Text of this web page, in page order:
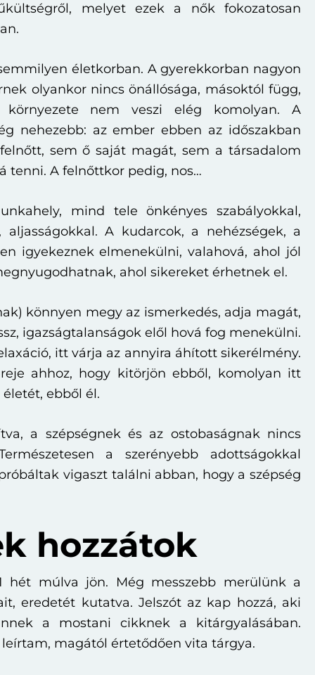
melyet ezek a nők fokozatosan
életkorban. A gyerekkorban nagyon
olyankor nincs önállósága, másoktól függ,
nem veszi elég komolyan. A
nehezebb: az ember ebben az időszakban
sem ő saját magát, sem a társadalom
tenni. A felnőttkor pedig, nos…
mind tele önkényes szabályokkal,
aljasságokkal. A kudarcok, a nehézségek, a
igyekeznek elmenekülni, valahová, ahol jól
ahol sikereket érhetnek el.
könnyen megy az ismerkedés, adja magát,
igazságtalanságok elől hová fog menekülni.
itt várja az annyira áhított sikerélmény.
ahhoz, hogy kitörjön ebből, komolyan itt
ebből él.
a szépségnek és az ostobaságnak nincs
a szerényebb adottságokkal
vigaszt találni abban, hogy a szépség
hozzátok
hét múlva jön. Még messzebb merülünk a
eredetét kutatva. Jelszót az kap hozzá, aki
a mostani cikknek a kitárgyalásában.
magától értetődően vita tárgya.